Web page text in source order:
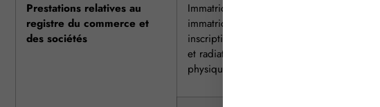
Prestations relatives au
registre du commerce et
des sociétés
Immatriculation principale,
immatriculation secondaire,
inscription complémentaire,
et radiation d’une personne
physique